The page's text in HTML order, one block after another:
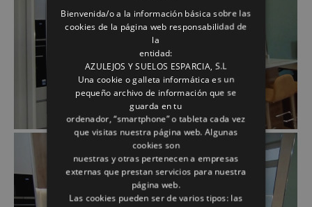
Bienvenida/o a la información básica sobre las
cookies de la página web responsabilidad de
la
entidad:
AZULEJOS Y SUELOS ESPARCIA, S.L
Una cookie o galleta informática es un
pequeño archivo de información que se
guarda en tu
ordenador, “smartphone” o tableta cada vez
que visitas nuestra página web. Algunas
cookies son
nuestras y otras pertenecen a empresas
externas que prestan servicios para nuestra
página web.
Las cookies pueden ser de varios tipos: las